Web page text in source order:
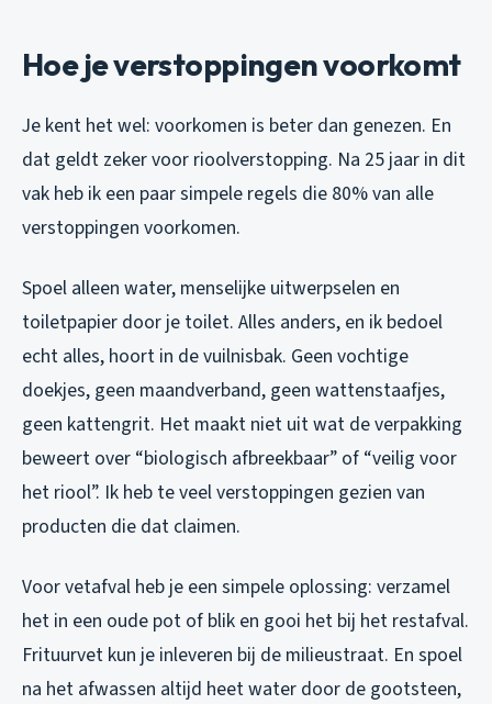
Hoe je verstoppingen voorkomt
Je kent het wel: voorkomen is beter dan genezen. En
dat geldt zeker voor rioolverstopping. Na 25 jaar in dit
vak heb ik een paar simpele regels die 80% van alle
verstoppingen voorkomen.
Spoel alleen water, menselijke uitwerpselen en
toiletpapier door je toilet. Alles anders, en ik bedoel
echt alles, hoort in de vuilnisbak. Geen vochtige
doekjes, geen maandverband, geen wattenstaafjes,
geen kattengrit. Het maakt niet uit wat de verpakking
beweert over “biologisch afbreekbaar” of “veilig voor
het riool”. Ik heb te veel verstoppingen gezien van
producten die dat claimen.
Voor vetafval heb je een simpele oplossing: verzamel
het in een oude pot of blik en gooi het bij het restafval.
Frituurvet kun je inleveren bij de milieustraat. En spoel
na het afwassen altijd heet water door de gootsteen,